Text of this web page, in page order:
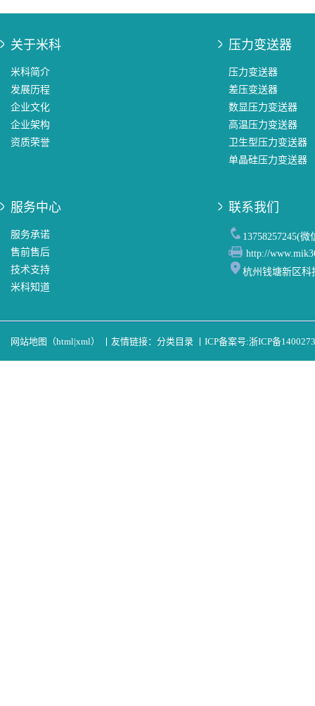
关于米科
米科简介
发展历程
企业文化
企业架构
资质荣誉
压力变送器
压力变送器
差压变送器
数显压力变送器
高温压力变送器
卫生型压力变送器
单晶硅压力变送器
服务中心
服务承诺
售前售后
技术支持
米科知道
联系我们
13758257245(微
http://
杭州钱塘新区科
网站地图（html|xml） 友情链接： 分类目录 ICP备案号:浙ICP备